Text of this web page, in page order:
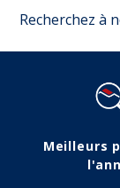
Recherchez à
Meilleurs